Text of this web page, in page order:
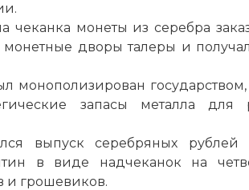
чеканка монеты из серебра
дворы талеры и
монополизирован государством,
запасы металла для
выпуск серебряных рублей
в виде надчеканок на
и грошевиков.